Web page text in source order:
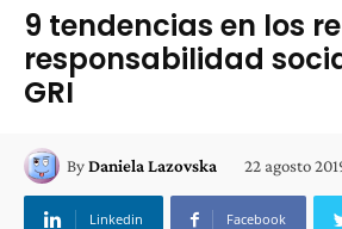
9 tendencias en los
responsabilidad
GRI
ByDaniela Lazovska 22 agosto
Linkedin Facebook